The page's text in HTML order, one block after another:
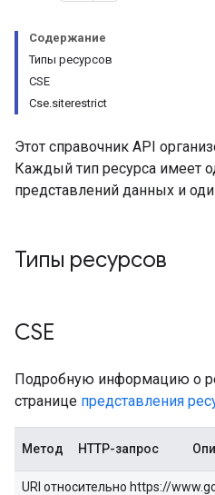
Содержание
Типы ресурсов
СSE
Cse.siterestrict
Этот справочник API
Каждый тип ресурса имеет
представлений данных и
Типы ресурсов
СSE
Подробную информацию о
странице представления
Метод HTTP-запрос
URI относительно https://